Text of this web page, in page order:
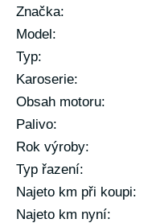
Značka:
Model:
Typ:
Karoserie:
Obsah motoru:
Palivo:
Rok výroby:
Typ řazení:
Najeto km při koupi:
Najeto km nyní: